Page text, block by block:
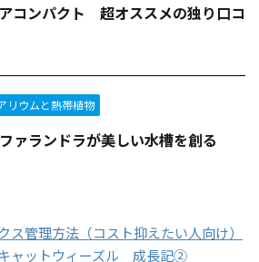
コンパクト 超オススメの独り口コ
リウムと熱帯植物
ァランドラが美しい水槽を創る
ス管理方法（コスト抑えたい人向け）
ャットウィーズル 成長記②